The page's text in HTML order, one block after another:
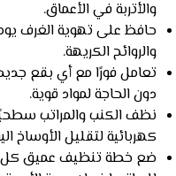
والأتربة في الأعماق.
حافظ على تهوية الغرف
والروائح الكريهة.
تعامل فورًا مع أي بقع
دون الحاجة لمواد قوية.
نظف الكنب والمراتب
كهربائية لتقليل الأوساخ
ضع خطة تنظيف عميق كل